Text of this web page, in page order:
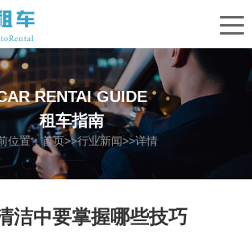
RENTAI GUIDE
租车指南
位置：首页>>行业新闻>>详情
洁中要掌握哪些技巧